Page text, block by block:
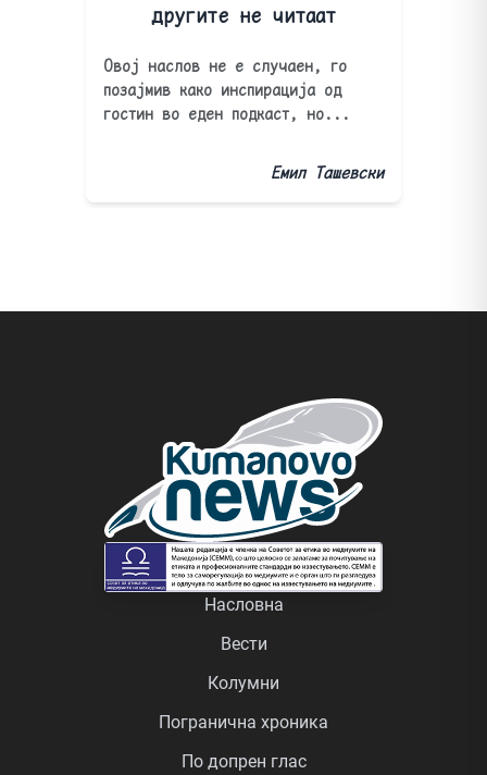
другите не читаат
Овој наслов не е случаен, го
позајмив како инспирација од
гостин во еден подкаст, но...
Емил Ташевски
Насловна
Вести
Колумни
Погранична хроника
По допрен глас